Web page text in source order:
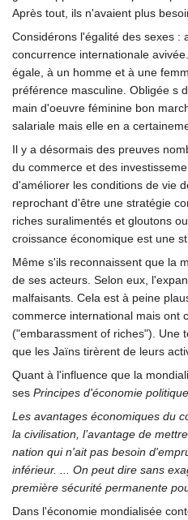
Après tout, ils n'avaient plus
Considérons l'égalité des sexes :
concurrence internationale
égale, à un homme et à une
préférence masculine. Obligée s
main d'oeuvre féminine bon
salariale mais elle en a
Il y a désormais des preuves
du commerce et des
d'améliorer les conditions de vie
reprochant d'être une stratégie
riches suralimentés et gloutons
croissance économique est une
Même s'ils reconnaissent que la
de ses acteurs. Selon eux,
malfaisants. Cela est à peine
commerce international mais ont
("embarassment of riches"). Une
que les Jaïns tirèrent de leurs
Quant à l'influence que la
ses Principes d'économie politique
Les avantages économiques du
la civilisation, l’avantage de
nation qui n'ait pas besoin
inférieur. ... On peut dire sans
première sécurité permanente
Dans l'économie mondialisée